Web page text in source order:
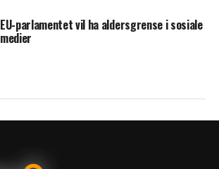
EU-parlamentet vil ha aldersgrense i sosiale
medier